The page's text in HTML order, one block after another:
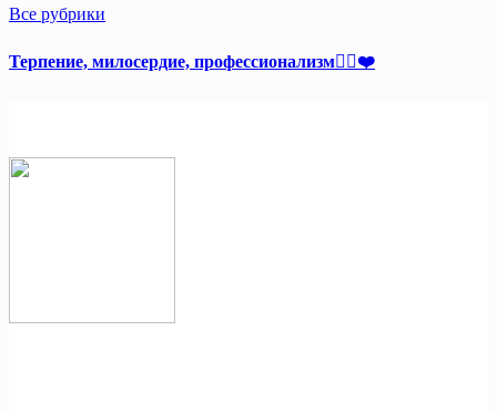
Все рубрики
Терпение, милосердие, профессионализм👩‍⚕️❤️